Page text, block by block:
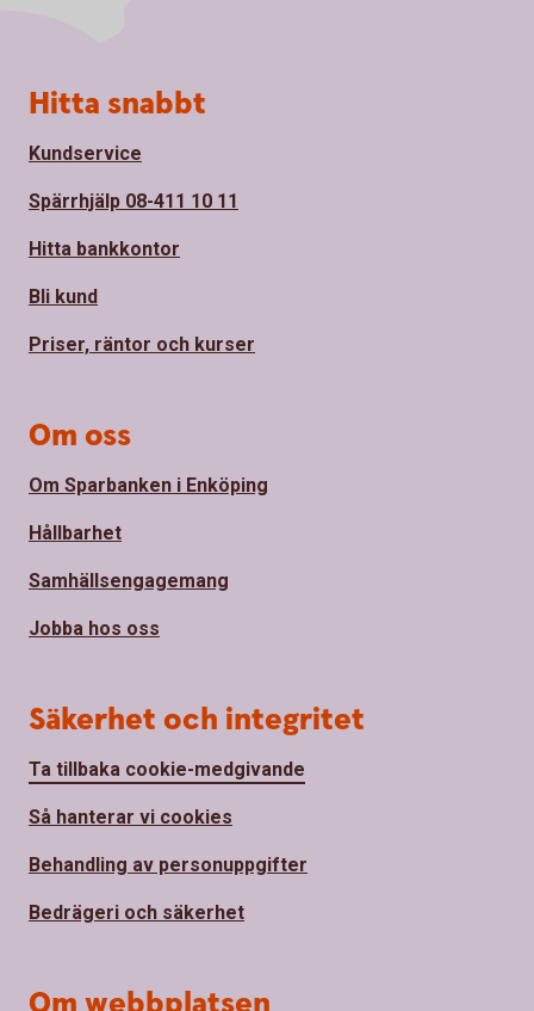
Sidfot
Hitta snabbt
Kundservice
Spärrhjälp 08-411 10 11
Hitta bankkontor
Bli kund
Priser, räntor och kurser
Om oss
Om Sparbanken i Enköping
Hållbarhet
Samhällsengagemang
Jobba hos oss
Säkerhet och integritet
Ta tillbaka cookie-medgivande
Så hanterar vi cookies
Behandling av personuppgifter
Bedrägeri och säkerhet